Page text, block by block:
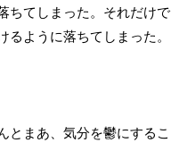
ちてしまった。それだけで
ように落ちてしまった。
まあ、気分を鬱にするこ